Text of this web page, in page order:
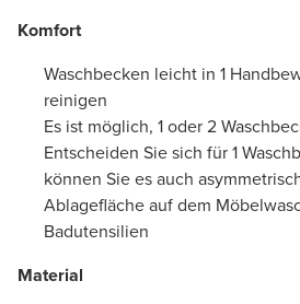
Komfort
Waschbecken leicht in 1
reinigen
Es ist möglich, 1 oder 2
Entscheiden Sie sich für 1
können Sie es auch
Ablagefläche auf dem
Badutensilien
Material